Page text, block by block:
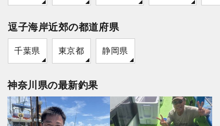
逗子海岸近郊の都道府県
千葉県 東京都 静岡県
神奈川県の最新釣果